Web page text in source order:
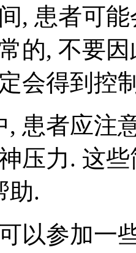
, 患者可
的, 不要
会得到控
, 患者应注
压力. 这
助.
以参加一